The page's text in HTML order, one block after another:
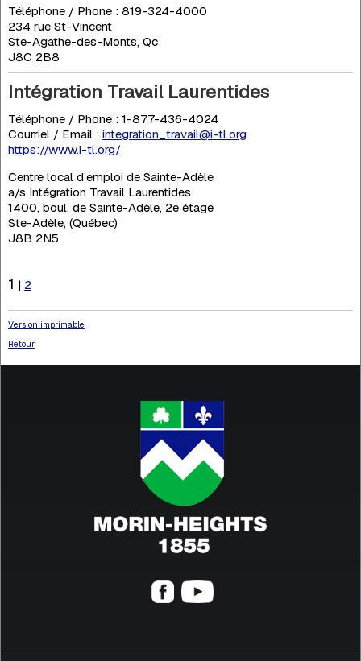
Téléphone / Phone : 819-324-4000
234 rue St-Vincent
Ste-Agathe-des-Monts, Qc
J8C 2B8
Intégration Travail Laurentides
Téléphone / Phone : 1-877-436-4024
Courriel / Email : integration_travail@i-tl.org
https://www.i-tl.org/
Centre local d’emploi de Sainte-Adèle
a/s Intégration Travail Laurentides
1400, boul. de Sainte-Adèle, 2e étage
Ste-Adèle, (Québec)
J8B 2N5
1 | 2
Version imprimable
Retour